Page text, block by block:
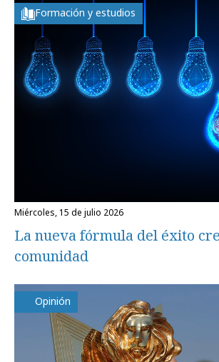
Formación y estudios
miércoles, 15 de julio 2026
La nueva fórmula del éxito
comunidad
Opinión